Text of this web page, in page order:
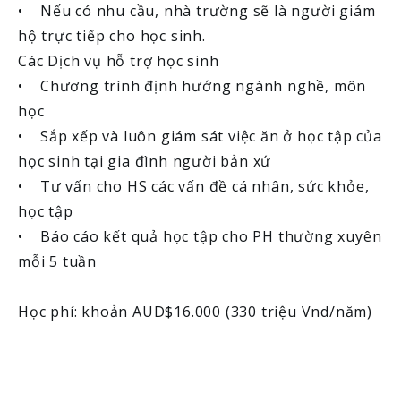
• Nếu có nhu cầu, nhà trường sẽ là người giám
hộ trực tiếp cho học sinh.
Các Dịch vụ hỗ trợ học sinh
• Chương trình định hướng ngành nghề, môn
học
• Sắp xếp và luôn giám sát việc ăn ở học tập của
học sinh tại gia đình người bản xứ
• Tư vấn cho HS các vấn đề cá nhân, sức khỏe,
học tập
• Báo cáo kết quả học tập cho PH thường xuyên
mỗi 5 tuần
Học phí: khoản AUD$16.000 (330 triệu Vnd/năm)